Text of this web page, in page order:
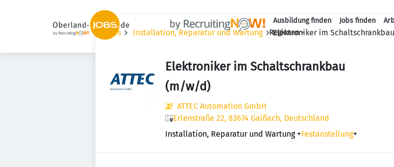
Ausbildung finden Jobs finden
Regionen
Jobs Installation, Reparatur und Wartung Elektroniker im
Elektroniker im Schaltschrankbau
(m/w/d)
ATTEC Automation GmbH
Erlenstraße 22, 83674 Gaißach, Deutschland
Installation, Reparatur und Wartung +Festanstellung+